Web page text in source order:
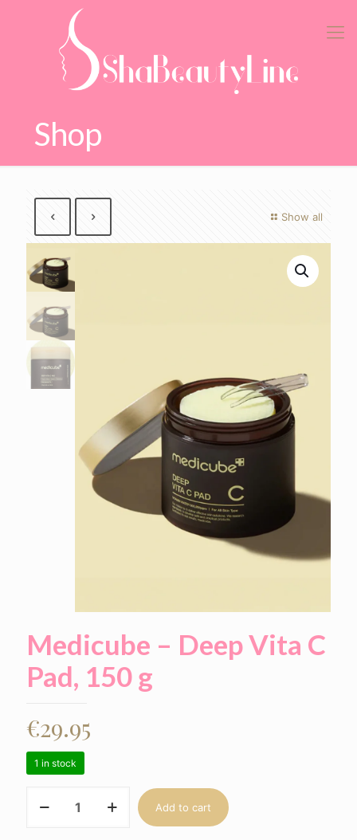
Shop
Show all
Medicube – Deep Vita C
Pad, 150 g
€29.95
1 in stock
Add to cart